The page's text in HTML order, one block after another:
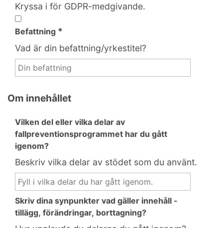
Kryssa i för GDPR-medgivande.
Befattning *
Vad är din befattning/yrkestitel?
Om innehållet
Vilken del eller vilka delar av
fallpreventionsprogrammet har du gått
igenom?
Beskriv vilka delar av stödet som du använt.
Skriv dina synpunkter vad gäller innehåll -
tillägg, förändringar, borttagning?